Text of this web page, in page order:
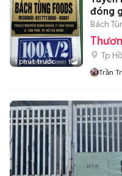
1 phút trước 1
đóng
Bách
Tp
Trần